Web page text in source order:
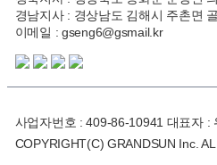
경남지사 : 경상남도 김해시 주촌면
이메일 : gseng6@gsmail.kr
사업자번호 : 409-86-10941 대표자 :
COPYRIGHT(C) GRANDSUN Inc.